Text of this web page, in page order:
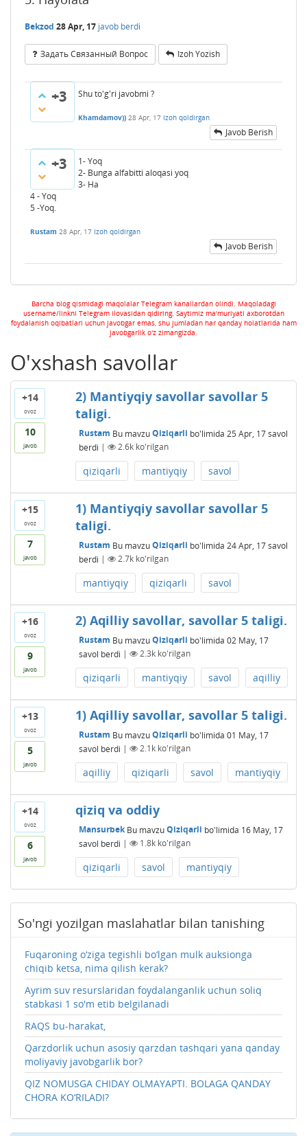
Bekzod 28 Apr, 17 javob berdi
Задать Связанный Вопрос Izoh Yozish
+3 Shu to'g'ri javobmi ?
Khamdamov)) 28 Apr, 17 Izoh qoldirgan
Javob Berish
+3
1- Yoq
2- Bunga alfabitti aloqasi yoq
3- Ha
4 - Yoq
5 -Yoq.
Rustam 28 Apr, 17 Izoh qoldirgan
Javob Berish
Barcha blog qismidagi maqolalar Telegram kanallardan olindi. Maqoladagi
username/linkni Telegram ilovasidan qidiring. Saytimiz ma'muriyati axborotdan
foydalanish oqibatlari uchun javobgar emas, shu jumladan har qanday holatlarida ham
javobgarlik o'z zimangizda.
O'xshash savollar
+14
ovoz
10
javob
2) Mantiyqiy savollar savollar 5
taligi.
Rustam Bu mavzuQiziqarli bo'limida 25 Apr, 17 savol
berdi | 2.6kko'rilgan
qiziqarli mantiyqiy savol
+15
ovoz
7
javob
1) Mantiyqiy savollar savollar 5
taligi.
Rustam Bu mavzuQiziqarli bo'limida 24 Apr, 17 savol
berdi | 2.7kko'rilgan
mantiyqiy qiziqarli savol
+16
ovoz
9
javob
2) Aqilliy savollar, savollar 5 taligi.
Rustam Bu mavzuQiziqarli bo'limida 02 May, 17
savol berdi | 2.3kko'rilgan
qiziqarli mantiyqiy savol aqilliy
+13
ovoz
5
javob
1) Aqilliy savollar, savollar 5 taligi.
Rustam Bu mavzuQiziqarli bo'limida 01 May, 17
savol berdi | 2.1kko'rilgan
aqilliy qiziqarli savol mantiyqiy
+14
ovoz
6
javob
qiziq va oddiy
Mansurbek Bu mavzuQiziqarli bo'limida 16 May, 17
savol berdi | 1.8kko'rilgan
qiziqarli savol mantiyqiy
So'ngi yozilgan maslahatlar bilan tanishing
Fuqaroning o‘ziga tegishli bo‘lgan mulk auksionga
chiqib ketsa, nima qilish kerak?
Ayrim suv resurslaridan foydalanganlik uchun soliq
stabkasi 1 so'm etib belgilanadi
RAQS bu-harakat,
Qarzdorlik uchun asosiy qarzdan tashqari yana qanday
moliyaviy javobgarlik bor?
QIZ NOMUSGA CHIDAY OLMAYAPTI. BOLAGA QANDAY
CHORA KO‘RILADI?